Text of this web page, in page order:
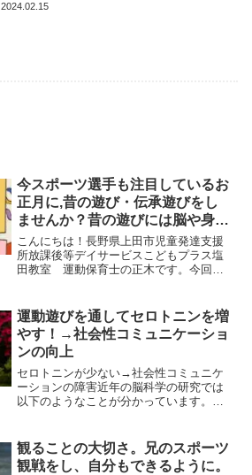
2024.02.15
今スポーツ選手も注目しているお
正月に,昔の遊び・伝承遊びをし
ませんか？昔の遊びには脳や身体
にいろいろな良い効果がありま
す！
こんにちは！長野県上田市児童発達支援
所放課後等デイサービスこどもプラス塩
田教室 運動保育士の正木です。今回は
る非認知能力が鍛えられる！？昔の遊び
は、スマホゲームやゲーム...
運動遊びを通してセロトニンを増
やす！→社会性コミュニケーショ
ンの向上
セロトニンが少ない→社会性コミュニケ
ーションの障害近年の脳科学の研究では
以下のようなことが分かっています。発
かとなってきました。（日本脳科学関連
学会連合より引用）このセ...
観ることの大切さ。兄のスポーツ
観戦をし、自分もできるように。